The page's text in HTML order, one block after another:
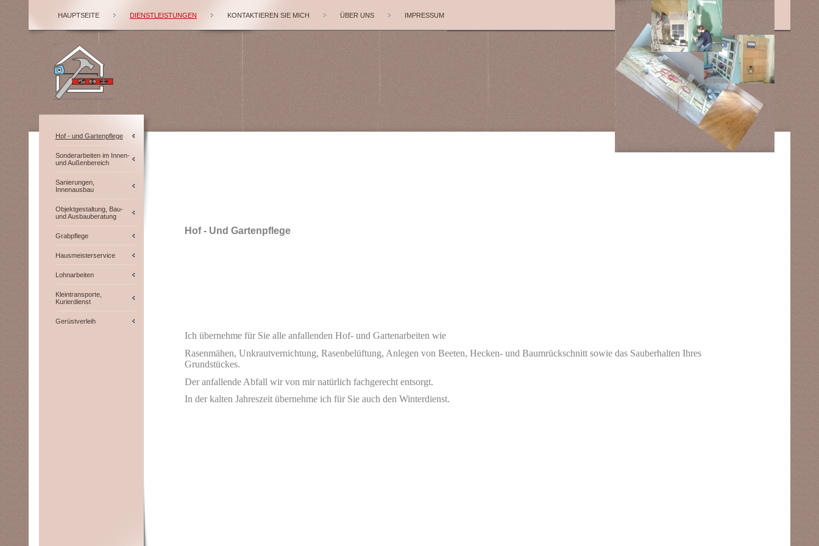
HAUPTSEITE DIENSTLEISTUNGEN KONTAKTIEREN SIE MICH ÜBER UNS IMPRESSUM
Hof - und Gartenpflege
Sonderarbeiten im Innen-
und Außenbereich
Sanierungen,
Innenausbau
Objektgestaltung, Bau-
und Ausbauberatung
Grabpflege
Hausmeisterservice
Lohnarbeiten
Kleintransporte,
Kurierdienst
Gerüstverleih
Hof - Und Gartenpflege
Ich übernehme für Sie alle anfallenden Hof- und Gartenarbeiten wie
Rasenmähen, Unkrautvernichtung, Rasenbelüftung, Anlegen von Beeten, Hecken- und Baumrückschnitt sowie das Sauberhalten Ihres
Grundstückes.
Der anfallende Abfall wir von mir natürlich fachgerecht entsorgt.
In der kalten Jahreszeit übernehme ich für Sie auch den Winterdienst.